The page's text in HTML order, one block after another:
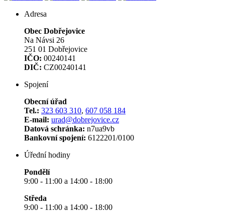
Adresa
Obec Dobřejovice
Na Návsi 26
251 01 Dobřejovice
IČO: 00240141
DIČ: CZ00240141
Spojení
Obecní úřad
Tel.: 323 603 310, 607 058 184
E-mail: urad@dobrejovice.cz
Datová schránka: n7ua9vb
Bankovní spojení: 6122201/0100
Úřední hodiny
Pondělí
9:00 - 11:00 a 14:00 - 18:00
Středa
9:00 - 11:00 a 14:00 - 18:00